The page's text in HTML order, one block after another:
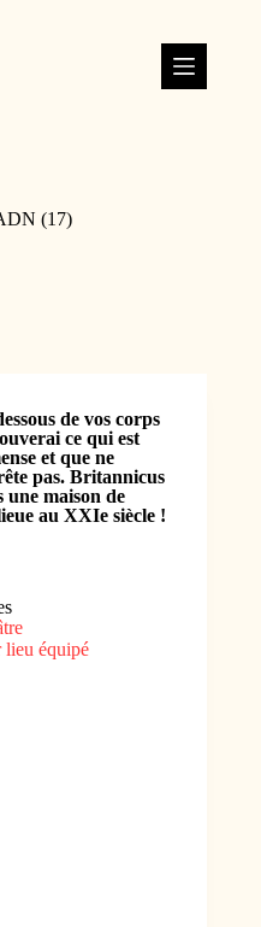
(17)
de vos corps
ce qui est
et que ne
pas. Britannicus
une maison de
au XXIe siècle !
lieu équipé